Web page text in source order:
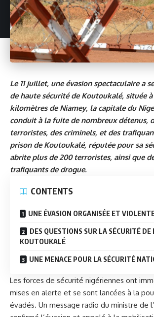
Le 11 juillet, une évasion spectaculaire a
de haute sécurité de Koutoukalé, située
kilomètres de Niamey, la capitale du
conduit à la fuite de nombreux détenus,
terroristes, des criminels, et des
prison de Koutoukalé, réputée pour sa
abrite plus de 200 terroristes, ainsi que
trafiquants de drogue.
CONTENTS
UNE ÉVASION ORGANISÉE ET
DES QUESTIONS SUR LA SÉCURITÉ DE
KOUTOUKALÉ
UNE MENACE POUR LA SÉCURITÉ
Les forces de sécurité nigériennes ont
mises en alerte et se sont lancées à la
évadés. Un message radio du ministre de